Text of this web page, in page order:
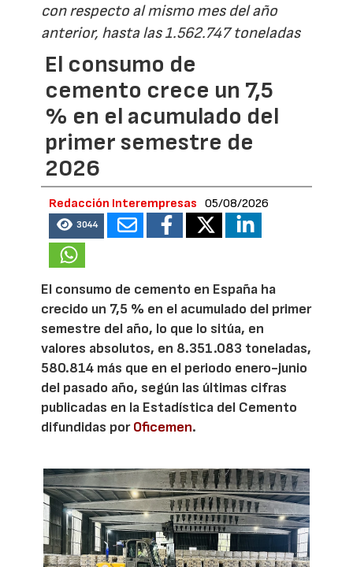
con respecto al mismo mes del año
anterior, hasta las 1.562.747 toneladas
El consumo de
cemento crece un 7,5
% en el acumulado del
primer semestre de
2026
Redacción Interempresas 05/08/2026
3044
El consumo de cemento en España ha
crecido un 7,5 % en el acumulado del primer
semestre del año, lo que lo sitúa, en
valores absolutos, en 8.351.083 toneladas,
580.814 más que en el periodo enero-junio
del pasado año, según las últimas cifras
publicadas en la Estadística del Cemento
difundidas porOficemen.